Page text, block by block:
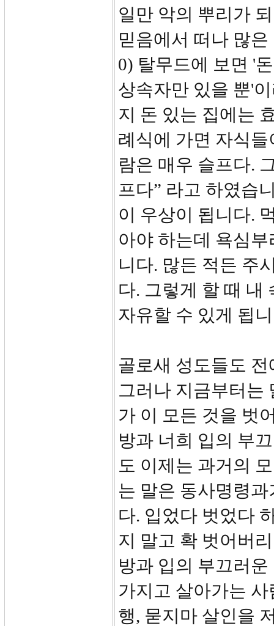
일만 악의 뿌리가
믿음에서 떠나 많
0) 탈무드에 보면 '
상속자만 있을 뿐'
지 돈 있는 집에는
례식에 가면 자식
람은 매우 슬프다.
프다” 라고 하였습
이 우상이 됩니다.
아야 하는데 욕심
니다. 많든 적든 주
다. 그렇게 할 때 내
자유할 수 있게 됩
골로새 성도들도
그러나 지금부터는
가 이 모든 것을 벗
방과 너희 입의 부
도 이제는 과거의
는 말은 동사명령
다. 입었다 벗었다
지 말고 확 벗어버
방과 입의 부끄러
가지고 살아가는
행, 묻지마 살인을